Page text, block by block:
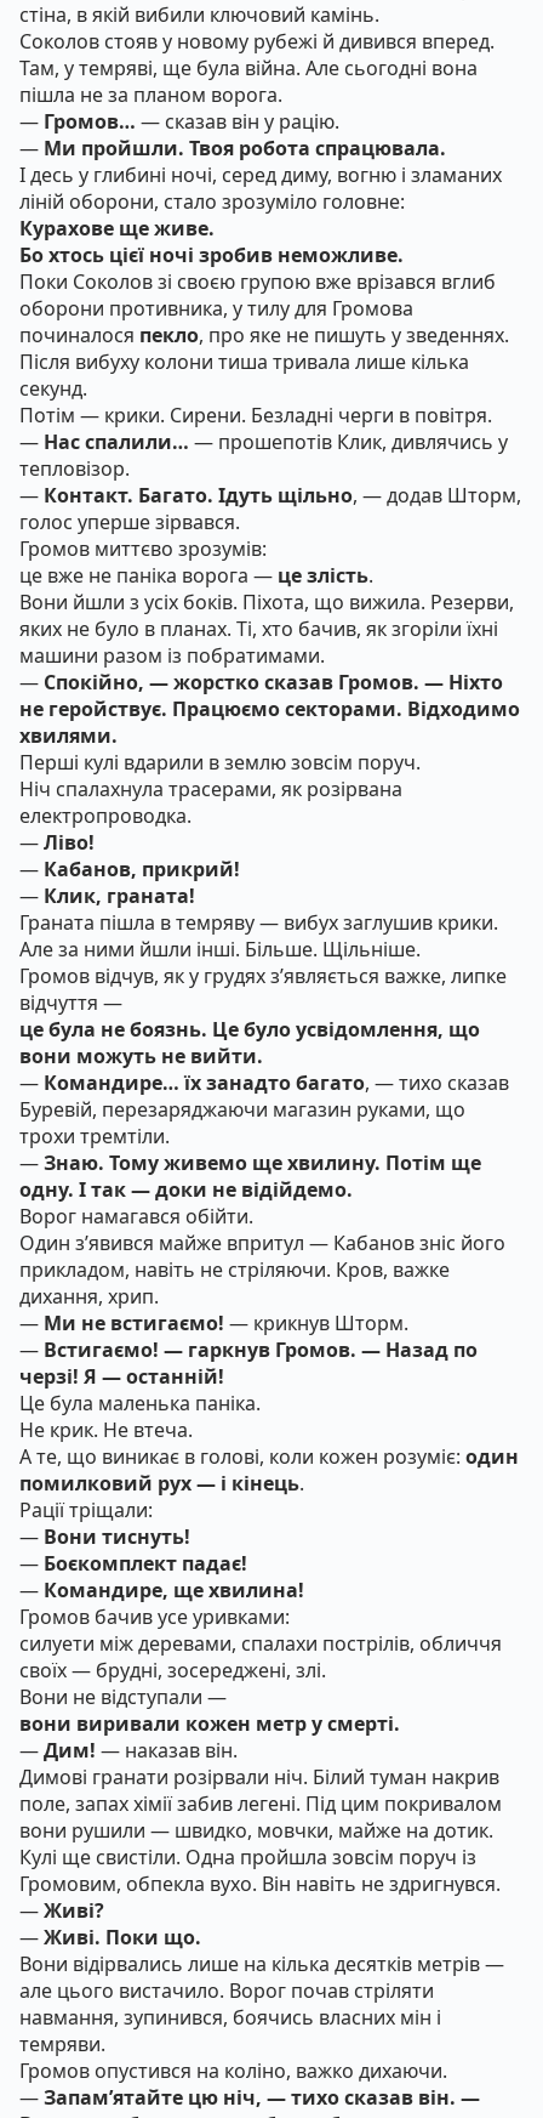
стіна, в якій вибили ключовий камінь.
Соколов стояв у новому рубежі й дивився вперед.
Там, у темряві, ще була війна. Але сьогодні вона
пішла не за планом ворога.
— Громов… — сказав він у рацію.
— Ми пройшли. Твоя робота спрацювала.
І десь у глибині ночі, серед диму, вогню і зламаних
ліній оборони, стало зрозуміло головне:
Курахове ще живе.
Бо хтось цієї ночі зробив неможливе.
Поки Соколов зі своєю групою вже врізався вглиб
оборони противника, у тилу для Громова
починалося пекло, про яке не пишуть у зведеннях.
Після вибуху колони тиша тривала лише кілька
секунд.
Потім — крики. Сирени. Безладні черги в повітря.
— Нас спалили… — прошепотів Клик, дивлячись у
тепловізор.
— Контакт. Багато. Ідуть щільно, — додав Шторм,
голос уперше зірвався.
Громов миттєво зрозумів:
це вже не паніка ворога — це злість.
Вони йшли з усіх боків. Піхота, що вижила. Резерви,
яких не було в планах. Ті, хто бачив, як згоріли їхні
машини разом із побратимами.
— Спокійно, — жорстко сказав Громов. — Ніхто
не геройствує. Працюємо секторами. Відходимо
хвилями.
Перші кулі вдарили в землю зовсім поруч.
Ніч спалахнула трасерами, як розірвана
електропроводка.
—Ліво!
— Кабанов, прикрий!
— Клик, граната!
Граната пішла в темряву — вибух заглушив крики.
Але за ними йшли інші. Більше. Щільніше.
Громов відчув, як у грудях з’являється важке, липке
відчуття —
це була не боязнь. Це було усвідомлення, що
вони можуть не вийти.
— Командире… їх занадто багато, — тихо сказав
Буревій, перезаряджаючи магазин руками, що
трохи тремтіли.
—Знаю. Тому живемо ще хвилину. Потім ще
одну. І так — доки не відійдемо.
Ворог намагався обійти.
Один з’явився майже впритул — Кабанов зніс його
прикладом, навіть не стріляючи. Кров, важке
дихання, хрип.
— Ми не встигаємо! — крикнув Шторм.
— Встигаємо! — гаркнув Громов. — Назад по
черзі! Я — останній!
Це була маленька паніка.
Не крик. Не втеча.
А те, що виникає в голові, коли кожен розуміє: один
помилковий рух — і кінець.
Рації тріщали:
— Вони тиснуть!
— Боєкомплект падає!
— Командире, ще хвилина!
Громов бачив усе уривками:
силуети між деревами, спалахи пострілів, обличчя
своїх — брудні, зосереджені, злі.
Вони не відступали —
вони виривали кожен метр у смерті.
—Дим! — наказав він.
Димові гранати розірвали ніч. Білий туман накрив
поле, запах хімії забив легені. Під цим покривалом
вони рушили — швидко, мовчки, майже на дотик.
Кулі ще свистіли. Одна пройшла зовсім поруч із
Громовим, обпекла вухо. Він навіть не здригнувся.
—Живі?
—Живі. Поки що.
Вони відірвались лише на кілька десятків метрів —
але цього вистачило. Ворог почав стріляти
навмання, зупинився, боячись власних мін і
темряви.
Громов опустився на коліно, важко дихаючи.
—Запам’ятайте цю ніч, — тихо сказав він. —